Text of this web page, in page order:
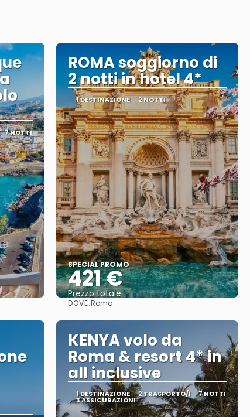
7 NOTTI
ROMA soggiorno di
2 notti in hotel 4*
1 DESTINAZIONE 2 NOTTI
SPECIAL PROMO
421 €
Prezzo totale
DOVE:Roma
KENYA volo da
Roma & resort 4* in
all inclusive
1 DESTINAZIONE 2 TRASPORTO/I 7 NOTTI
3 ASSICURAZIONI